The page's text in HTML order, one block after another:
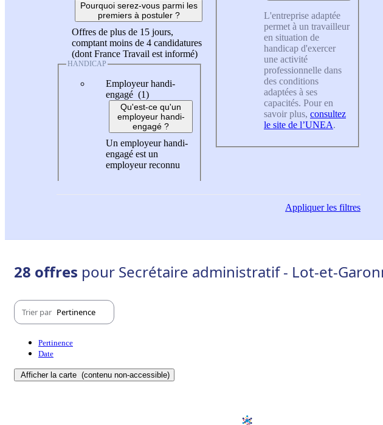
Pourquoi serez-vous parmi les
premiers à postuler ?
Offres de plus de 15 jours,
comptant moins de 4 candidatures
(dont France Travail est informé)
HANDICAP
Employeur handi-
engagé (1)
Qu'est-ce qu'un
employeur handi-
engagé ?
Un employeur handi-
engagé est un
employeur reconnu
L'entreprise adaptée
permet à un travailleur
en situation de
handicap d'exercer
une activité
professionnelle dans
des conditions
adaptées à ses
capacités. Pour en
savoir plus, consultez
le site de l’UNEA.
Appliquerles filtres
28 offres pour Secrétaire administratif - Lot-et-
Trier par Pertinence
Pertinence
Date
Afficher la carte (contenu non-accessible)